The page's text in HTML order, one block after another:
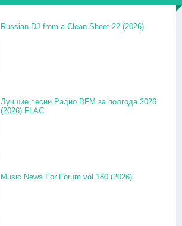
Russian DJ from a Clean Sheet 22 (2026)
Лучшие песни Радио DFM за полгода 2026
(2026) FLAC
Music News For Forum vol.180 (2026)